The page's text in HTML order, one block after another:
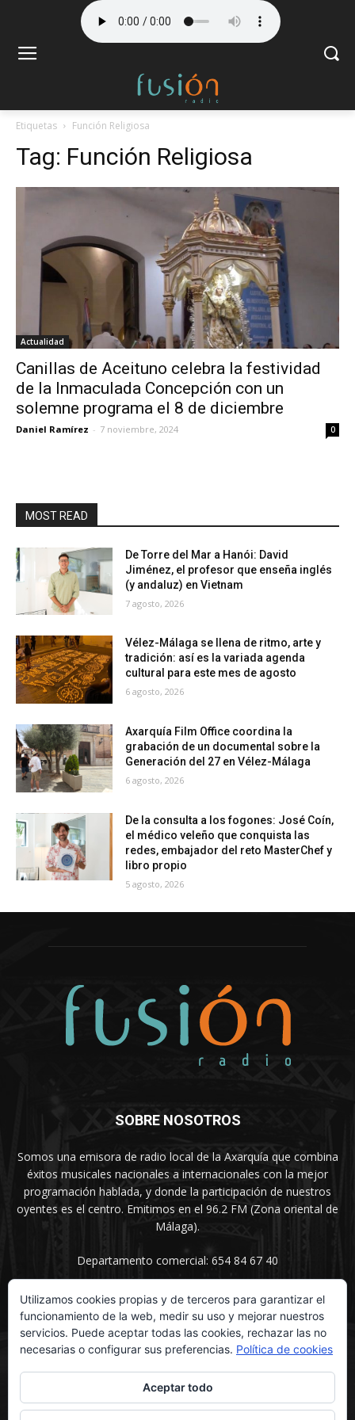
Etiquetas Función Religiosa
Tag: Función Religiosa
Actualidad
Canillas de Aceituno celebra la festividad
de la Inmaculada Concepción con un
solemne programa el 8 de diciembre
Daniel Ramírez - 7 noviembre, 2024 0
MOST READ
De Torre del Mar a Hanói: David
Jiménez, el profesor que enseña inglés
(y andaluz) en Vietnam
7 agosto, 2026
Vélez-Málaga se llena de ritmo, arte y
tradición: así es la variada agenda
cultural para este mes de agosto
6 agosto, 2026
Axarquía Film Office coordina la
grabación de un documental sobre la
Generación del 27 en Vélez-Málaga
6 agosto, 2026
De la consulta a los fogones: José Coín,
el médico veleño que conquista las
redes, embajador del reto MasterChef y
libro propio
5 agosto, 2026
SOBRE NOSOTROS
Somos una emisora de radio local de la Axarquía que combina
éxitos musicales nacionales a internacionales con la mejor
programación hablada, y donde la participación de nuestros
oyentes es el centro. Emitimos en el 96.2 FM (Zona oriental de
Málaga).
Departamento comercial: 654 84 67 40
SÍGUENOS
Utilizamos cookies propias y de terceros para garantizar el
funcionamiento de la web, medir su uso y mejorar nuestros
servicios. Puede aceptar todas las cookies, rechazar las no
necesarias o configurar sus preferencias. Política de cookies
Aceptar todo